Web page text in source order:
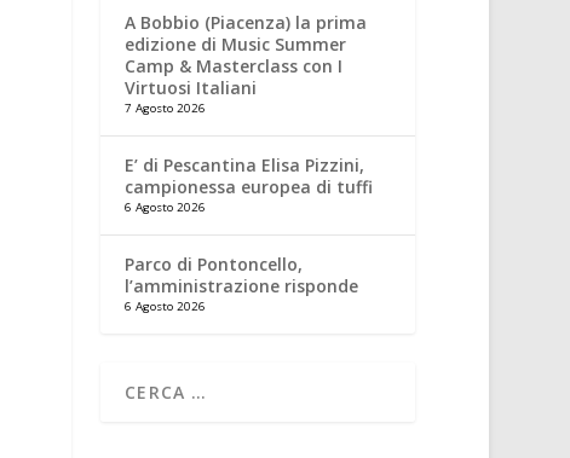
A Bobbio (Piacenza) la prima
edizione di Music Summer
Camp & Masterclass con I
Virtuosi Italiani
7 Agosto 2026
E’ di Pescantina Elisa Pizzini,
campionessa europea di tuffi
6 Agosto 2026
Parco di Pontoncello,
l’amministrazione risponde
6 Agosto 2026